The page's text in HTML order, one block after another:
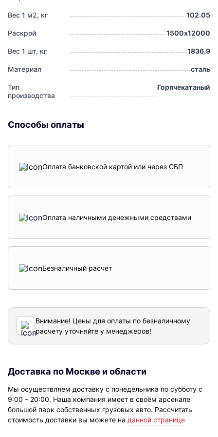
Вес 1 м2, кг 102.05
Раскрой 1500х12000
Вес 1 шт, кг 1836.9
Материал сталь
Тип
производства
Горячекатаный
Способы оплаты
Оплата банковской картой или через СБП
Оплата наличными денежными средствами
Безналичный расчет
Внимание! Цены для оплаты по безналичному
расчету уточняйте у менеджеров!
Доставка по Москве и области
Мы осуществляем доставку с понедельника по субботу с
9:00 – 20:00. Наша компания имеет в своём арсенале
большой парк собственных грузовых авто. Рассчитать
стоимость доставки вы можете на данной странице